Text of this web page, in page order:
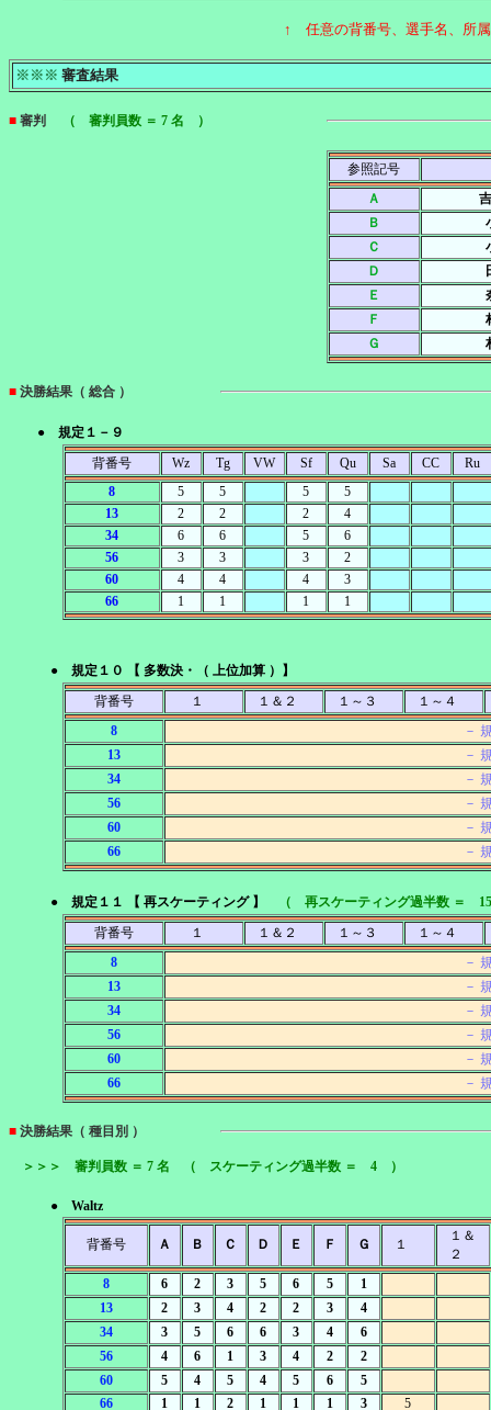
↑ 任意の背番号、選手名、所
※※※ 審査結果
■ 審判 （ 審判員数 ＝ 7 名 ）
参照記号
Ａ
Ｂ
Ｃ
Ｄ
Ｅ
Ｆ
Ｇ
■ 決勝結果（ 総合 ）
● 規定１－９
背番号
Wz Tg VW Sf Qu Sa CC
Ru
8
5 5 5
5
13
2 2 2
4
34
6 6 5
6
56
3 3 3
2
60
4 4 4
3
66
1 1 1 1
● 規定１０ 【 多数決・（ 上位加算 ）】
背番号
１ １＆２ １～３
１～４
8
－
13
－
34
－
56
－
60
－
66
－
● 規定１１ 【 再スケーティング 】
（ 再スケーティング過半数 ＝
背番号
１ １＆２ １～３
１～４
8
－
13
－
34
－
56
－
60
－
66
－
■ 決勝結果（ 種目別 ）
＞＞＞ 審判員数 ＝ 7 名 （ スケーティング過半数 ＝ 4 ）
● Waltz
背番号 Ａ Ｂ Ｃ Ｄ Ｅ Ｆ Ｇ １
１＆
２
8
6 2 3 5 6 5
1
13
2 3 4 2 2 3
4
34
3 5 6 6 3 4
6
56
4 6 1 3 4 2
2
60
5 4 5 4 5 6
5
66
1 1 2 1 1 1 3 5